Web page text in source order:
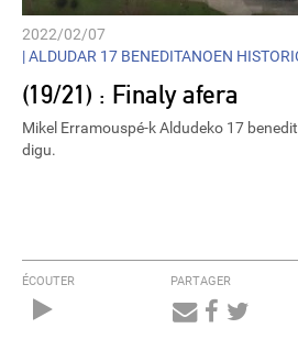
2022/02/07
|ALDUDAR 17 BENEDITANOEN
(19/21) : Finaly afera
Mikel Erramouspé-k Aldudeko 17
digu.
ÉCOUTER PARTAGER